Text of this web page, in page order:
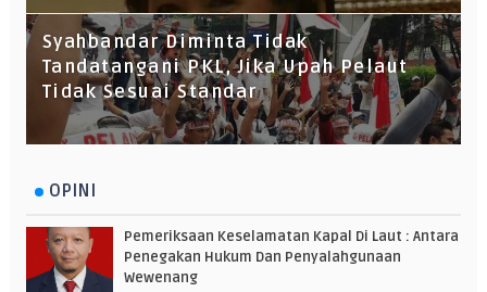
Syahbandar Diminta Tidak
Tandatangani PKL, Jika Upah Pelaut
Tidak Sesuai Standar
OPINI
Pemeriksaan Keselamatan Kapal Di Laut : Antara
Penegakan Hukum Dan Penyalahgunaan
Wewenang